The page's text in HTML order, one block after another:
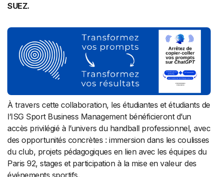
SUEZ.
À travers cette collaboration, les étudiantes et étudiants de
l’ISG Sport Business Management bénéficieront d’un
accès privilégié à l’univers du handball professionnel, avec
des opportunités concrètes : immersion dans les coulisses
du club, projets pédagogiques en lien avec les équipes du
Paris 92, stages et participation à la mise en valeur des